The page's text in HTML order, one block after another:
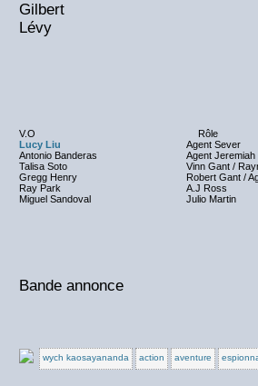
Gilbert
Lévy
V.O
Rôle
Lucy Liu
Agent Sever
Antonio Banderas
Agent Jeremiah
Talisa Soto
Vinn Gant /
Gregg Henry
Robert Gant /
Ray Park
A.J Ross
Miguel Sandoval
Julio Martin
Bande annonce
wych kaosayananda action aventure